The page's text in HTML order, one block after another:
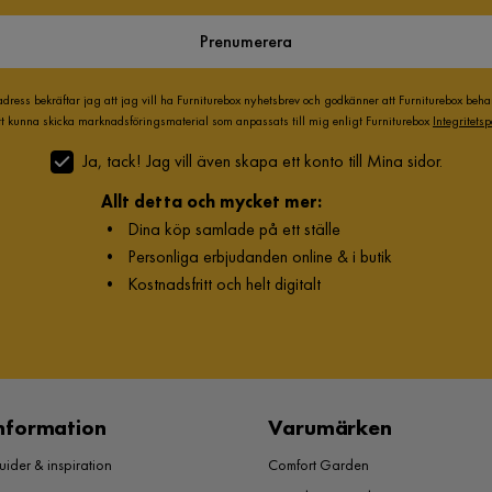
Prenumerera
bekräftar jag att jag vill ha Furniturebox nyhetsbrev och godkänner att Furniturebox
kunna skicka marknadsföringsmaterial som anpassats till mig enligt Furniturebox
Ja, tack! Jag vill även skapa ett konto till Mina sidor.
Allt detta och mycket mer:
• Dina köp samlade på ett ställe
• Personliga erbjudanden online & i butik
• Kostnadsfritt och helt digitalt
& inspiration
Varumärken
Comfort Garden